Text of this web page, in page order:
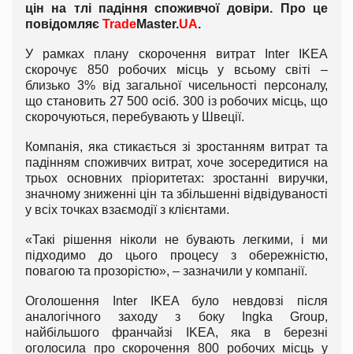
цін на тлі падіння споживчої довіри. Про це
повідомляє TradeMaster.UA.
У рамках плану скорочення витрат Inter IKEA
скорочує 850 робочих місць у всьому світі –
близько 3% від загальної чисельності персоналу,
що становить 27 500 осіб. 300 із робочих місць, що
скорочуються, перебувають у Швеції.
Компанія, яка стикається зі зростанням витрат та
падінням споживчих витрат, хоче зосередитися на
трьох основних пріоритетах: зростанні виручки,
значному зниженні цін та збільшенні відвідуваності
у всіх точках взаємодії з клієнтами.
«Такі рішення ніколи не бувають легкими, і ми
підходимо до цього процесу з обережністю,
повагою та прозорістю», – зазначили у компанії.
Оголошення Inter IKEA було невдовзі після
аналогічного заходу з боку Ingka Group,
найбільшого франчайзі IKEA, яка в березні
оголосила про скорочення 800 робочих місць у